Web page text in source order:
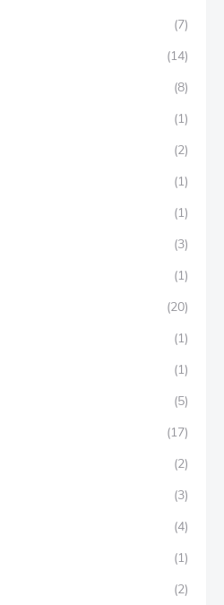
(7)
(14)
(8)
(1)
(2)
(1)
(1)
(3)
(1)
(20)
(1)
(1)
(5)
(17)
(2)
(3)
(4)
(1)
(2)